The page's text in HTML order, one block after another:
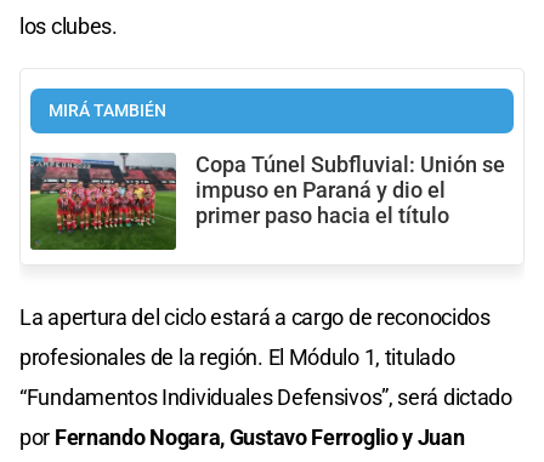
los clubes.
MIRÁ TAMBIÉN
Copa Túnel Subfluvial: Unión se
impuso en Paraná y dio el
primer paso hacia el título
La apertura del ciclo estará a cargo de reconocidos
profesionales de la región. El Módulo 1, titulado
“Fundamentos Individuales Defensivos”, será dictado
por Fernando Nogara, Gustavo Ferroglio y Juan